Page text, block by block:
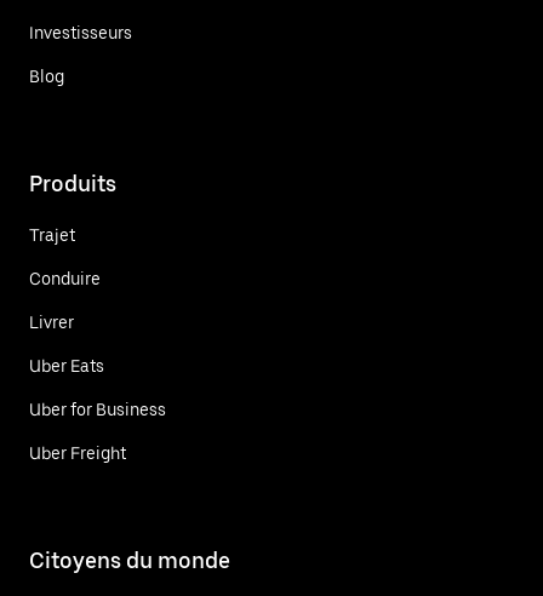
Investisseurs
Blog
Produits
Trajet
Conduire
Livrer
Uber Eats
Uber for Business
Uber Freight
Citoyens du monde